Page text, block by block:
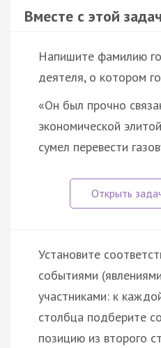
Вместе с этой
Напишите фамилию
деятеля, о котором
«Он был прочно
экономической
сумел перевести
Установите
событиями
участниками: к
столбца подберите
позицию из второго